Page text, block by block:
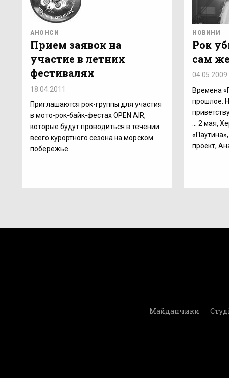
АНОНСИ
Прием заявок на
участие в летних
фестивалях
18.04.2011
Приглашаются рок-группы для участия
в мото-рок-байк-фестах OPEN AIR,
которые будут проводиться в течении
всего курортного сезона на морском
побережье
НОВИНИ
Рок
сам
04.05.2009
Времена
прошлое.
... 2 мая,
проект,
Майданчики